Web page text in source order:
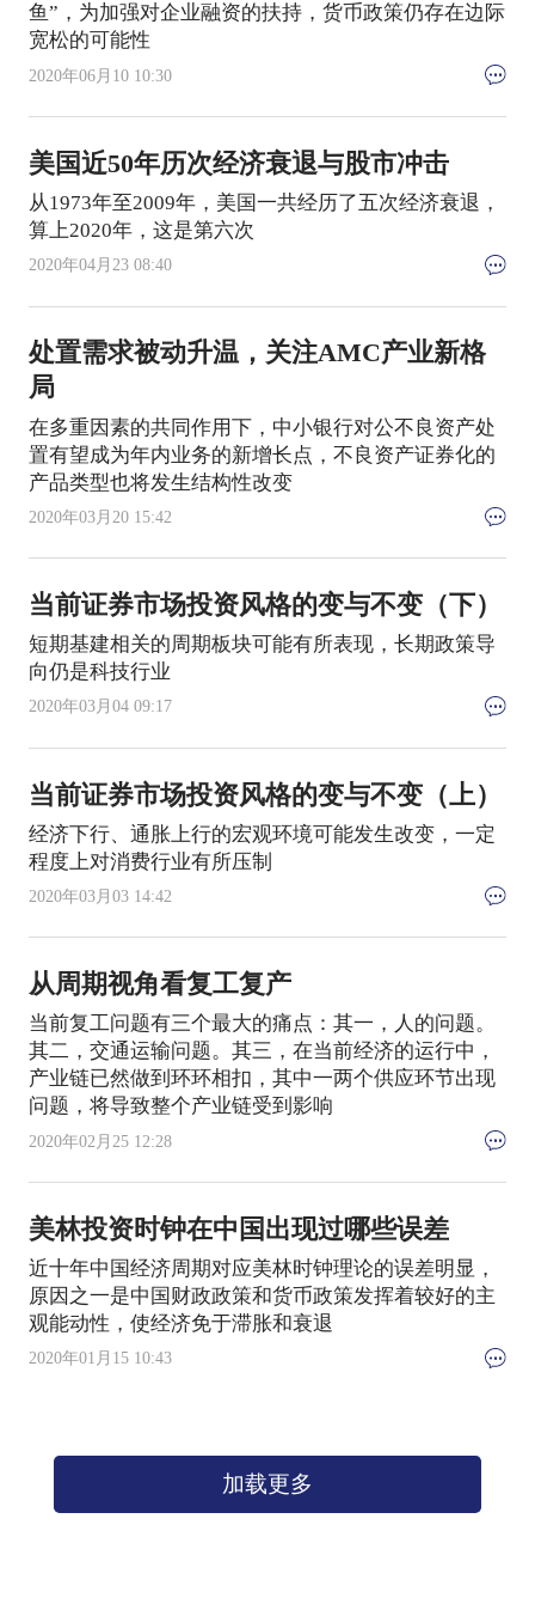
鱼”，为加强对企业融资的扶持，货币政策仍存在边际
宽松的可能性
2020年06月10 10:30
美国近50年历次经济衰退与股市冲击
从1973年至2009年，美国一共经历了五次经济衰退，
算上2020年，这是第六次
2020年04月23 08:40
处置需求被动升温，关注AMC产业新格
局
在多重因素的共同作用下，中小银行对公不良资产处
置有望成为年内业务的新增长点，不良资产证券化的
产品类型也将发生结构性改变
2020年03月20 15:42
当前证券市场投资风格的变与不变（下）
短期基建相关的周期板块可能有所表现，长期政策导
向仍是科技行业
2020年03月04 09:17
当前证券市场投资风格的变与不变（上）
经济下行、通胀上行的宏观环境可能发生改变，一定
程度上对消费行业有所压制
2020年03月03 14:42
从周期视角看复工复产
当前复工问题有三个最大的痛点：其一，人的问题。
其二，交通运输问题。其三，在当前经济的运行中，
产业链已然做到环环相扣，其中一两个供应环节出现
问题，将导致整个产业链受到影响
2020年02月25 12:28
美林投资时钟在中国出现过哪些误差
近十年中国经济周期对应美林时钟理论的误差明显，
原因之一是中国财政政策和货币政策发挥着较好的主
观能动性，使经济免于滞胀和衰退
2020年01月15 10:43
加载更多